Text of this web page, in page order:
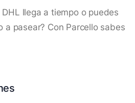
DHL llega a tiempo o puedes
a pasear? Con Parcello sabes